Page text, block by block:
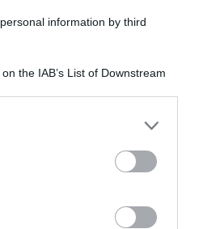
information by third
the IAB’s List of Downstream
You may click to grant or
for below specified purposes
GUIDE PER VIAGGIATORI
Non puoi dire
stato a
provarla:
l’arancina
Lo sapevi